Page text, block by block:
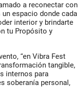
a reconectar con
espacio donde cada
interior y brindarte
tu Propósito y
“en Vibra Fest
tangible,
internos para
soberanía personal,